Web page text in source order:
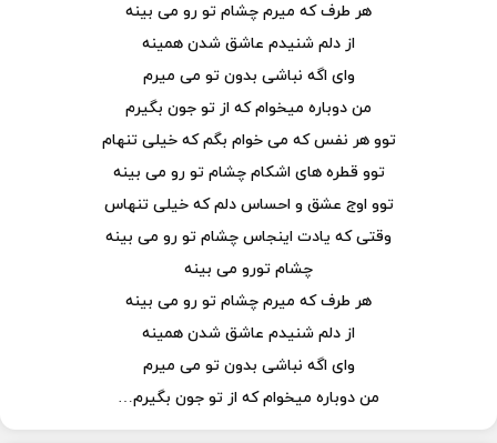
هر طرف که میرم چشام تو رو می بینه
از دلم شنیدم عاشق شدن همینه
وای اگه نباشی بدون تو می میرم
من دوباره میخوام که از تو جون بگیرم
توو هر نفس که می خوام بگم که خیلی تنهام
توو قطره های اشکام چشام تو رو می بینه
توو اوج عشق و احساس دلم که خیلی تنهاس
وقتی که یادت اینجاس چشام تو رو می بینه
چشام تورو می بینه
هر طرف که میرم چشام تو رو می بینه
از دلم شنیدم عاشق شدن همینه
وای اگه نباشی بدون تو می میرم
من دوباره میخوام که از تو جون بگیرم…